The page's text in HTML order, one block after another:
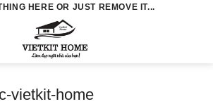
HERE OR JUST REMOVE IT...
vietkit-home